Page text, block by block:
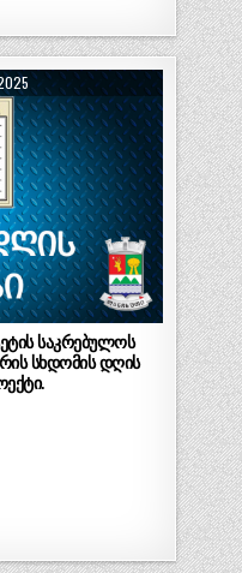
საკრებულოს
სხდომის დღის